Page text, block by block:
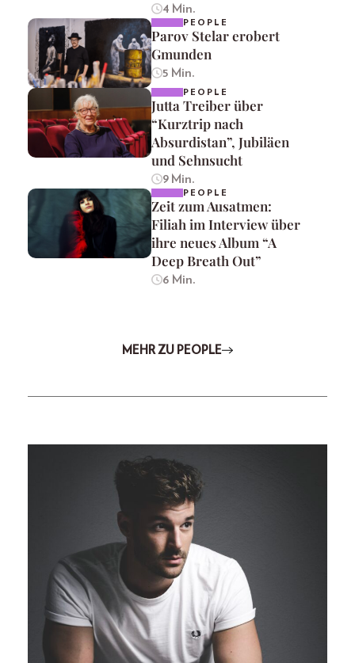
4 Min.
PEOPLE
Parov Stelar erobert
Gmunden
5 Min.
PEOPLE
Jutta Treiber über
“Kurztrip nach
Absurdistan”, Jubiläen
und Sehnsucht
9 Min.
PEOPLE
Zeit zum Ausatmen:
Filiah im Interview über
ihre neues Album “A
Deep Breath Out”
6 Min.
MEHR ZU PEOPLE